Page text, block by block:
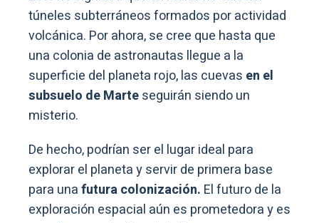
túneles subterráneos formados por actividad
volcánica. Por ahora, se cree que hasta que
una colonia de astronautas llegue a la
superficie del planeta rojo, las cuevas en el
subsuelo de Marteseguirán siendo un
misterio.
De hecho, podrían ser el lugar ideal para
explorar el planeta y servir de primera base
para unafutura colonización. El futuro de la
exploración espacial aún es prometedora y es